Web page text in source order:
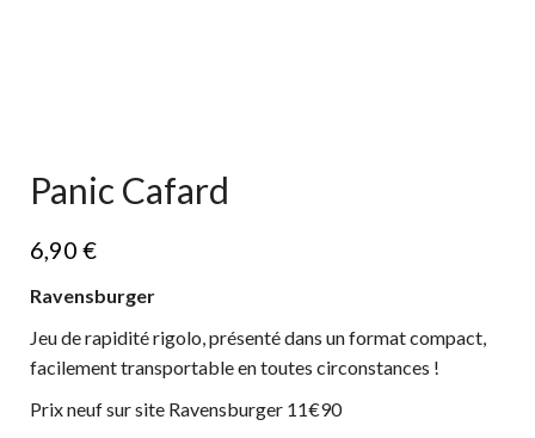
Panic Cafard
6,90 €
Ravensburger
Jeu de rapidité rigolo, présenté dans un format compact,
facilement transportable en toutes circonstances !
Prix neuf sur site Ravensburger 11€90